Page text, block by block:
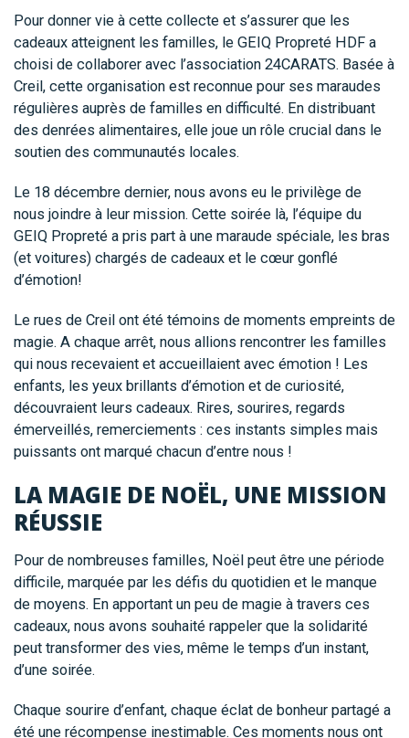
Pour donner vie à cette collecte et s’assurer que les
cadeaux atteignent les familles, le GEIQ Propreté HDF a
choisi de collaborer avec l’association 24CARATS. Basée à
Creil, cette organisation est reconnue pour ses maraudes
régulières auprès de familles en difficulté. En distribuant
des denrées alimentaires, elle joue un rôle crucial dans le
soutien des communautés locales.
Le 18 décembre dernier, nous avons eu le privilège de
nous joindre à leur mission. Cette soirée là, l’équipe du
GEIQ Propreté a pris part à une maraude spéciale, les bras
(et voitures) chargés de cadeaux et le cœur gonflé
d’émotion!
Le rues de Creil ont été témoins de moments empreints de
magie. A chaque arrêt, nous allions rencontrer les familles
qui nous recevaient et accueillaient avec émotion ! Les
enfants, les yeux brillants d’émotion et de curiosité,
découvraient leurs cadeaux. Rires, sourires, regards
émerveillés, remerciements : ces instants simples mais
puissants ont marqué chacun d’entre nous !
LA MAGIE DE NOËL, UNE MISSION
RÉUSSIE
Pour de nombreuses familles, Noël peut être une période
difficile, marquée par les défis du quotidien et le manque
de moyens. En apportant un peu de magie à travers ces
cadeaux, nous avons souhaité rappeler que la solidarité
peut transformer des vies, même le temps d’un instant,
d’une soirée.
Chaque sourire d’enfant, chaque éclat de bonheur partagé a
été une récompense inestimable. Ces moments nous ont